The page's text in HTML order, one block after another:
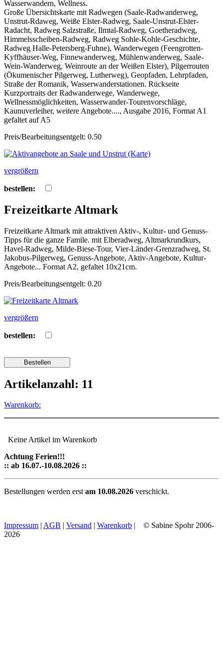
Wasserwandern, Wellness.
Große Übersichtskarte mit Radwegen (Saale-Radwanderweg,
Unstrut-Rdaweg, Weiße Elster-Radweg, Saale-Unstrut-Elster-
Radacht, Radweg Salzstraße, Ilmtal-Radweg, Goetheradweg,
Himmelsscheiben-Radweg, Radweg Sohle-Kohle-Geschichte,
Radweg Halle-Petersberg-Fuhne), Wanderwegen (Feengrotten-
Kyffhäuser-Weg, Finnewanderweg, Mühlenwanderweg, Saale-
Wein-Wanderweg, Weinroute an der Weißen Elster), Pilgerrouten
(Ökumenischer Pilgerweg, Lutherweg), Geopfaden, Lehrpfaden,
Straße der Romanik, Wasserwanderstationen. Rückseite
Kurzportraits der Radwanderwege, Wanderwege,
Wellnessmöglichkeiten, Wasserwander-Tourenvorschläge,
Kaunuverleiher, weitere Angebote...., Ausgabe 2016, Format A1
gefaltet auf A5
Preis/Bearbeitungsentgelt: 0.50
vergrößern
bestellen:
Freizeitkarte Altmark
Freizeitkarte Altmark mit attraktiven Aktiv-, Kultur- und Genuss-
Tipps für die ganze Famile. mit Elberadweg, Altmarkrundkurs,
Havel-Radweg, Milde-Biese-Tour, Vier-Länder-Grenzradweg, St.
Jakobus-Pilgerweg, Genuss-Angebote, Aktiv-Angebote, Kultur-
Angebote... Format A2, gefaltet 10x21cm.
Preis/Bearbeitungsentgelt: 0.20
vergrößern
bestellen:
Artikelanzahl: 11
Warenkorb:
Keine Artikel im Warenkorb
Achtung Ferien!!!
:: ab 16.07.-10.08.2026 ::
Bestellungen werden erstam 10.08.2026 verschickt.
Impressum AGB Versand Warenkorb | © Sabine Spohr 2006-
2026